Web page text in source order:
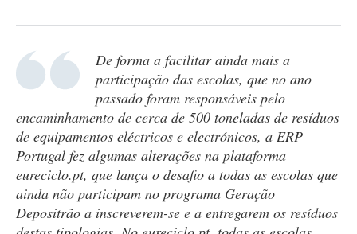
De forma a facilitar ainda mais a
participação das escolas, que no ano
passado foram responsáveis pelo
encaminhamento de cerca de 500 toneladas de resíduos
de equipamentos eléctricos e electrónicos, a ERP
Portugal fez algumas alterações na plataforma
eureciclo.pt, que lança o desafio a todas as escolas que
ainda não participam no programa Geração
Depositrão a inscreverem-se e a entregarem os resíduos